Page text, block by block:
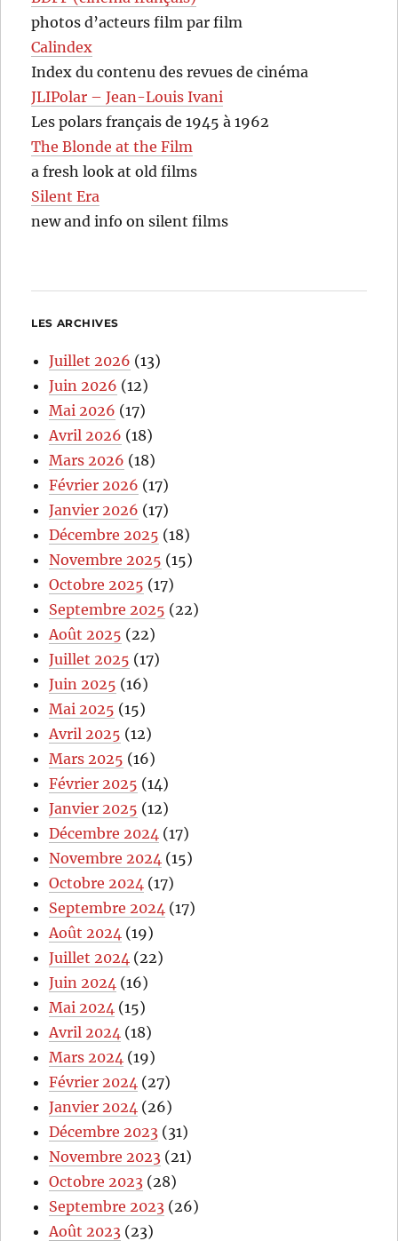
photos d’acteurs film par film
Calindex
Index du contenu des revues de cinéma
JLIPolar – Jean-Louis Ivani
Les polars français de 1945 à 1962
The Blonde at the Film
a fresh look at old films
Silent Era
new and info on silent films
LES ARCHIVES
Juillet 2026 (13)
Juin 2026 (12)
Mai 2026 (17)
Avril 2026 (18)
Mars 2026 (18)
Février 2026 (17)
Janvier 2026 (17)
Décembre 2025 (18)
Novembre 2025 (15)
Octobre 2025 (17)
Septembre 2025 (22)
Août 2025 (22)
Juillet 2025 (17)
Juin 2025 (16)
Mai 2025 (15)
Avril 2025 (12)
Mars 2025 (16)
Février 2025 (14)
Janvier 2025 (12)
Décembre 2024 (17)
Novembre 2024 (15)
Octobre 2024 (17)
Septembre 2024 (17)
Août 2024 (19)
Juillet 2024 (22)
Juin 2024 (16)
Mai 2024 (15)
Avril 2024 (18)
Mars 2024 (19)
Février 2024 (27)
Janvier 2024 (26)
Décembre 2023 (31)
Novembre 2023 (21)
Octobre 2023 (28)
Septembre 2023 (26)
Août 2023 (23)